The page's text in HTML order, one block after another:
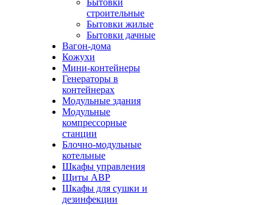
Бытовки
строительные
Бытовки жилые
Бытовки дачные
Вагон-дома
Кожухи
Мини-контейнеры
Генераторы в
контейнерах
Модульные здания
Модульные
компрессорные
станции
Блочно-модульные
котельные
Шкафы управления
Щиты АВР
Шкафы для сушки и
дезинфекции